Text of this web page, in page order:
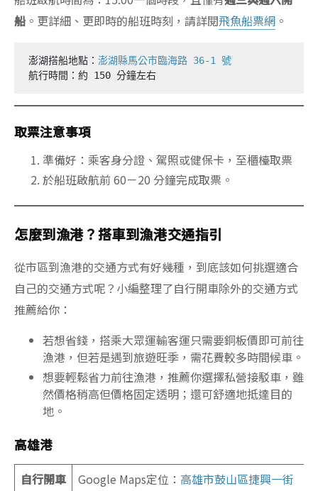
船 。更詳細、更即時的船班時刻，請詳閱飛魚船票網 。
澎湖搭船地點： 澎湖縣馬公市臨海路 36-1 號
航行時間：約 150 分鐘左右
取票注意事項
準備好：乘客身分證、駕照或健保卡，至櫃檯取票
於船班啟航前 60－20 分鐘完成取票。
怎麼到漁港？搭車到漁港交通指引
從市區到漁港的交通方式有好幾種，到底該如何挑選適合
自己的交通方式呢？小編整理了自行開車除外的交通方式
推薦給你：
若想省錢，搭乘大眾運輸客運只需要銅板價即可前往
漁港，但若是遇到旅遊旺季，需花費較多時間候車。
想要輕鬆省力前往漁港，推薦你選擇私營接駁車，雖
然價格稍高但價格固定透明；還可舒適地抵達目的
地。
高雄港
自行開車 Google Maps定位： 高雄市鼓山區捷興一街